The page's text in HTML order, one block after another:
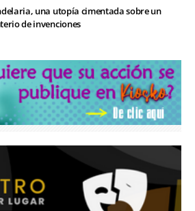
una utopía cimentada sobre un
de invenciones